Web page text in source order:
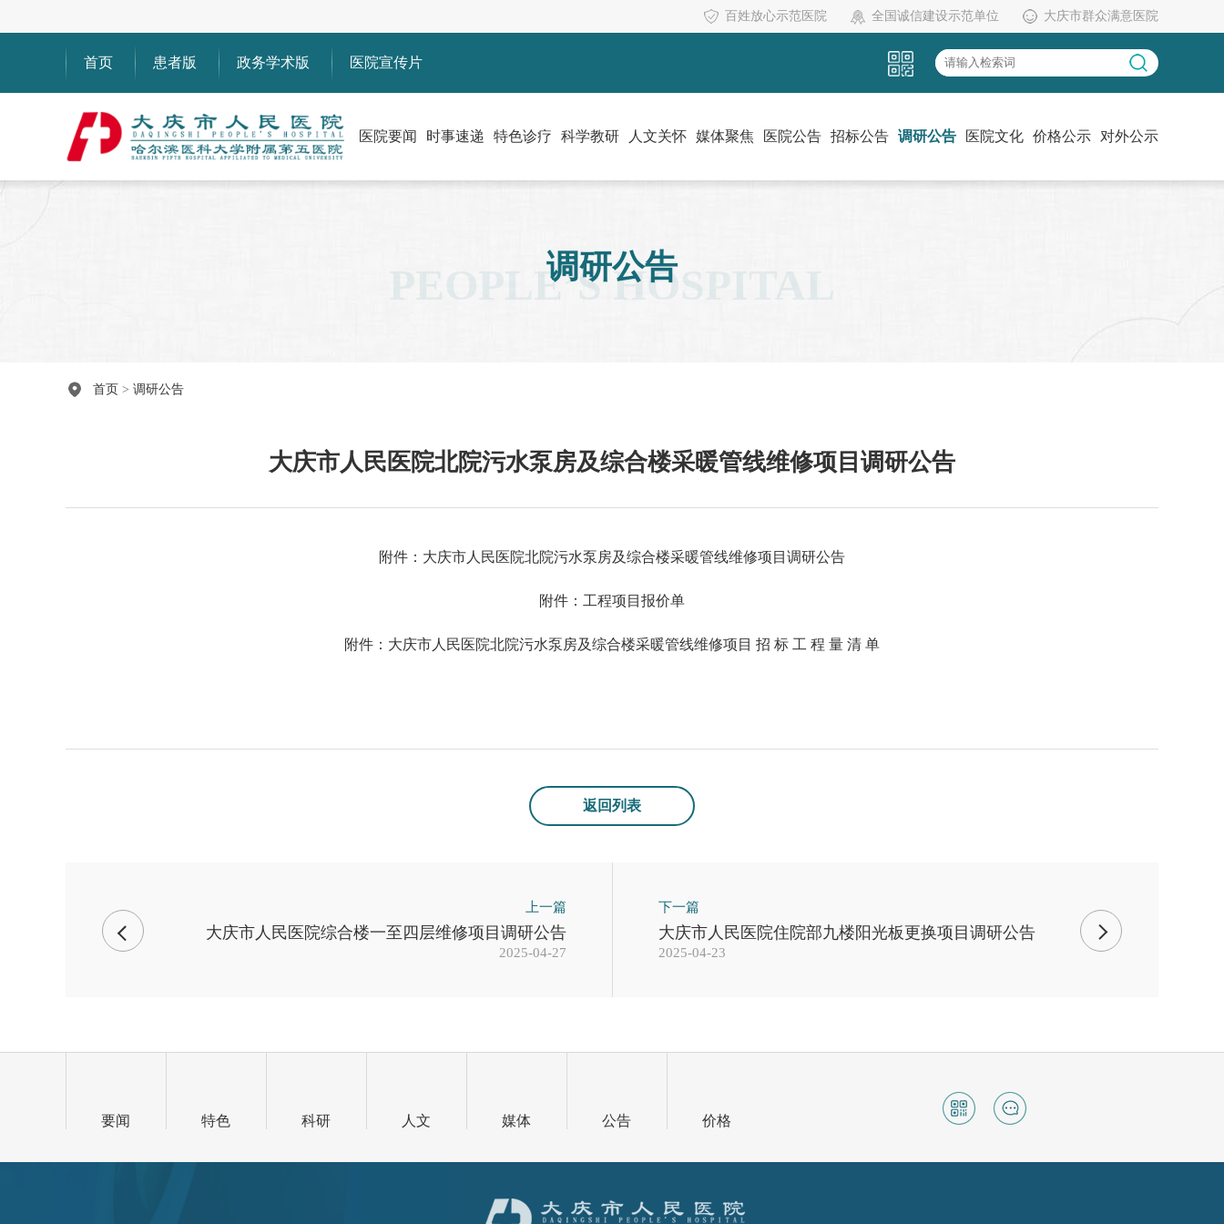
百姓放心示范医院 全国诚信建设示范单位 大庆市群众满意医院
首页 患者版 政务学术版 医院宣传片
医院要闻 时事速递 特色诊疗 科学教研 人文关怀 媒体聚焦 医院公告 招标公告 调研公告 医院文化 价格公示 对外公示
调研公告
PEOPLE’S HOSPITAL
首页 > 调研公告
大庆市人民医院北院污水泵房及综合楼采暖管线维修项目调研公告
附件： 大庆市人民医院北院污水泵房及综合楼采暖管线维修项目调研公告
附件： 工程项目报价单
附件： 大庆市人民医院北院污水泵房及综合楼采暖管线维修项目 招 标 工 程 量 清 单
返回列表
上一篇
大庆市人民医院综合楼一至四层维修项目调研公告
2025-04-27
下一篇
大庆市人民医院住院部九楼阳光板更换项目调研公告
2025-04-23
要闻 特色 科研 人文 媒体 公告 价格